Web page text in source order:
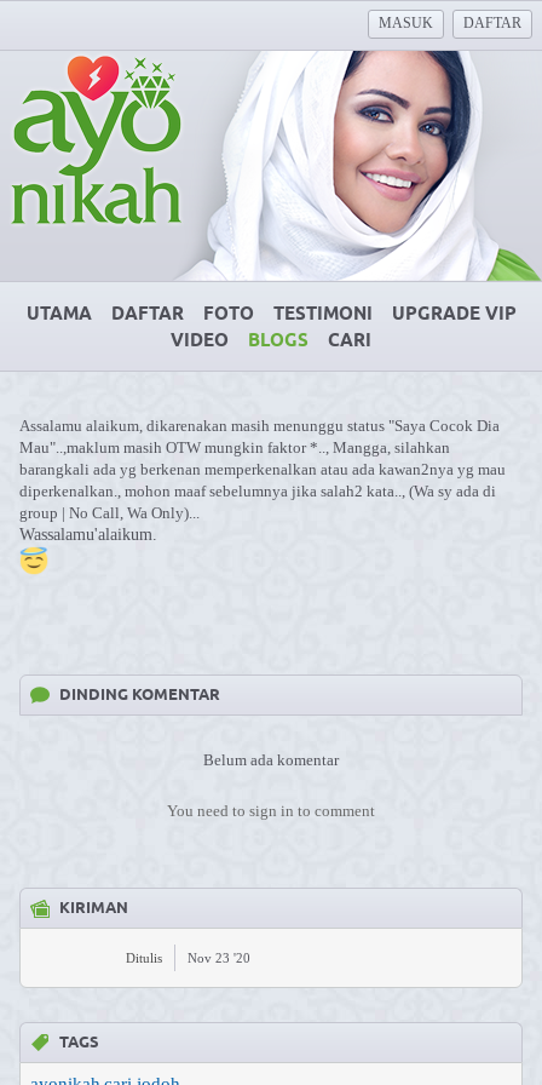
MASUK DAFTAR
UTAMA DAFTAR FOTO TESTIMONI
UPGRADE VIP
VIDEO
BLOGS CARI
Assalamu alaikum, dikarenakan masih menunggu status "Saya Cocok Dia
Mau"..,maklum masih OTW mungkin faktor *.., Mangga, silahkan
barangkali ada yg berkenan memperkenalkan atau ada kawan2nya yg mau
diperkenalkan., mohon maaf sebelumnya jika salah2 kata.., (Wa sy ada di
group | No Call, Wa Only)...
Wassalamu'alaikum.
DINDING KOMENTAR
Belum ada komentar
You need to sign in to comment
KIRIMAN
Ditulis Nov 23 '20
TAGS